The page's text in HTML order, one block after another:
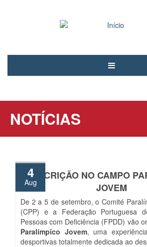
principal
PCAND
Associados
Árbitros
Voluntariado
Contactos
Entrar
NOTÍCIAS
INSCRIÇÃO NO CAMPO
JOVEM
4
Aug
De 2 a 5 de setembro, o Comité
(CPP) e a Federação Portuguesa
Pessoas com Deficiência (FPDD) vão
Paralímpico Jovem, uma
desportivas totalmente dedicada ao